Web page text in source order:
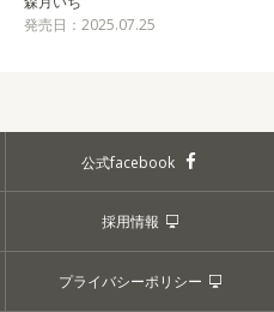
発売日：2025.07.25
公式facebook
採用情報
プライバシーポリシー